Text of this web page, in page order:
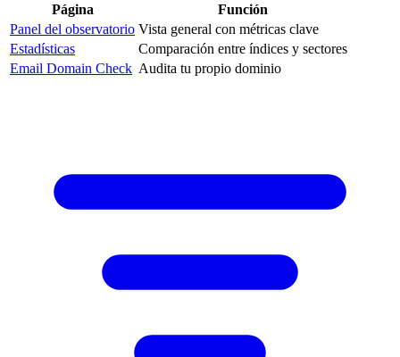
Página
Función
Panel del observatorio Vista general con métricas clave
Estadísticas
Comparación entre índices y sectores
Email Domain Check Audita tu propio dominio